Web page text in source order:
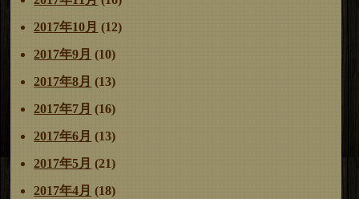
2017年10月 (12)
2017年9月 (10)
2017年8月 (13)
2017年7月 (16)
2017年6月 (13)
2017年5月 (21)
2017年4月 (18)